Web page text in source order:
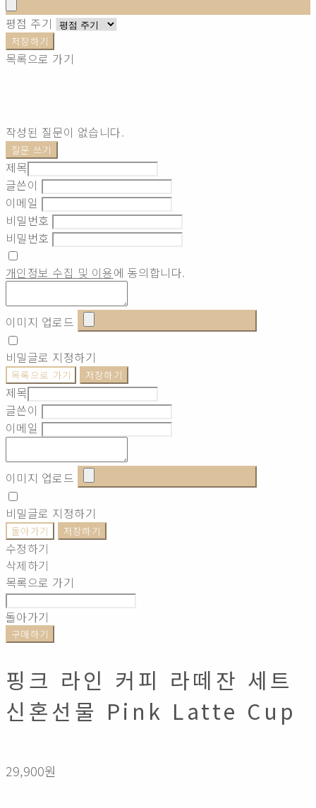
평점 주기
저장하기
목록으로 가기
작성된 질문이 없습니다.
질문 쓰기
제목
글쓴이
이메일
비밀번호
비밀번호
개인정보 수집 및 이용에 동의합니다.
이미지 업로드
비밀글로 지정하기
목록으로 가기 저장하기
제목
글쓴이
이메일
이미지 업로드
비밀글로 지정하기
돌아가기 저장하기
수정하기
삭제하기
목록으로 가기
돌아가기
구매하기
핑크 라인 커피 라떼잔 세트
신혼선물 Pink Latte Cup
29,900원